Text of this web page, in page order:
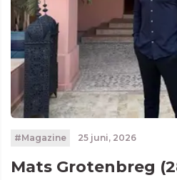
#Magazine 25 juni, 2026
Mats Grotenbreg